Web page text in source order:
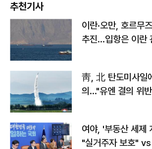
추천기사
이란·오만, 호르무
추진…입항은 이란
靑, 北 탄도미사일
의…"유엔 결의 위
여야, '부동산 세제
"실거주자 보호"